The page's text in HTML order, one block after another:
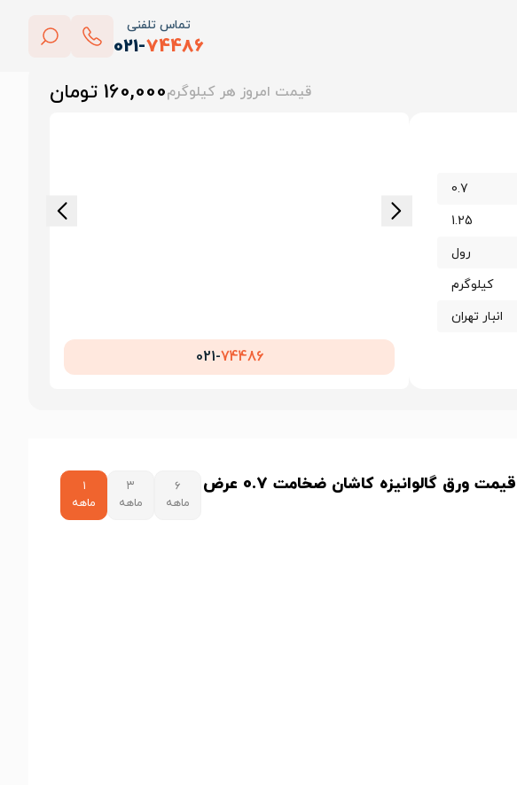
تماس تلفنی
021-74486
قیمت امروز هر کیلوگرم160,000 تومان
0.7
1.25
رول
کیلوگرم
انبار تهران
021-74486
نمودار قیمت ورق گالوانیزه کاشان ضخامت 0.7 عرض
۶
ماهه
۳
ماهه
۱
ماهه